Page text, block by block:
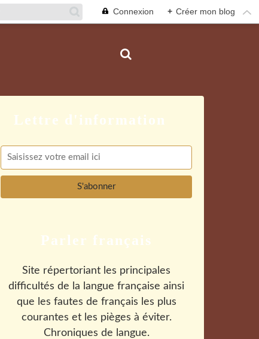
Connexion + Créer mon blog
Parler français
Site répertoriant les principales
difficultés de la langue française ainsi
que les fautes de français les plus
courantes et les pièges à éviter.
Chroniques de langue.